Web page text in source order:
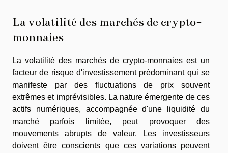
La volatilité des marchés de crypto-
monnaies
La volatilité des marchés de crypto-monnaies est un
facteur de risque d'investissement prédominant qui se
manifeste par des fluctuations de prix souvent
extrêmes et imprévisibles. La nature émergente de ces
actifs numériques, accompagnée d'une liquidité du
marché parfois limitée, peut provoquer des
mouvements abrupts de valeur. Les investisseurs
doivent être conscients que ces variations peuvent